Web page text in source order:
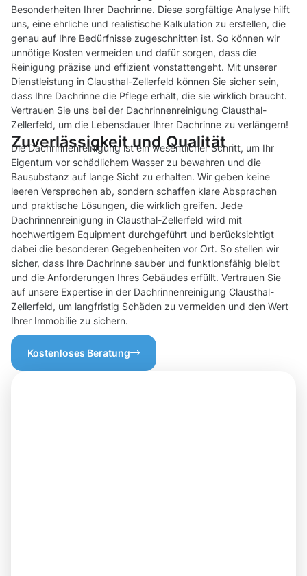
Besonderheiten Ihrer Dachrinne. Diese sorgfältige Analyse hilft
uns, eine ehrliche und realistische Kalkulation zu erstellen, die
genau auf Ihre Bedürfnisse zugeschnitten ist. So können wir
unnötige Kosten vermeiden und dafür sorgen, dass die
Reinigung präzise und effizient vonstattengeht. Mit unserer
Dienstleistung in Clausthal-Zellerfeld können Sie sicher sein,
dass Ihre Dachrinne die Pflege erhält, die sie wirklich braucht.
Vertrauen Sie uns bei der Dachrinnenreinigung Clausthal-
Zellerfeld, um die Lebensdauer Ihrer Dachrinne zu verlängern!
Zuverlässigkeit und Qualität
Die Dachrinnenreinigung ist ein wesentlicher Schritt, um Ihr
Eigentum vor schädlichem Wasser zu bewahren und die
Bausubstanz auf lange Sicht zu erhalten. Wir geben keine
leeren Versprechen ab, sondern schaffen klare Absprachen
und praktische Lösungen, die wirklich greifen. Jede
Dachrinnenreinigung in Clausthal-Zellerfeld wird mit
hochwertigem Equipment durchgeführt und berücksichtigt
dabei die besonderen Gegebenheiten vor Ort. So stellen wir
sicher, dass Ihre Dachrinne sauber und funktionsfähig bleibt
und die Anforderungen Ihres Gebäudes erfüllt. Vertrauen Sie
auf unsere Expertise in der Dachrinnenreinigung Clausthal-
Zellerfeld, um langfristig Schäden zu vermeiden und den Wert
Ihrer Immobilie zu sichern.
Kostenloses Beratung